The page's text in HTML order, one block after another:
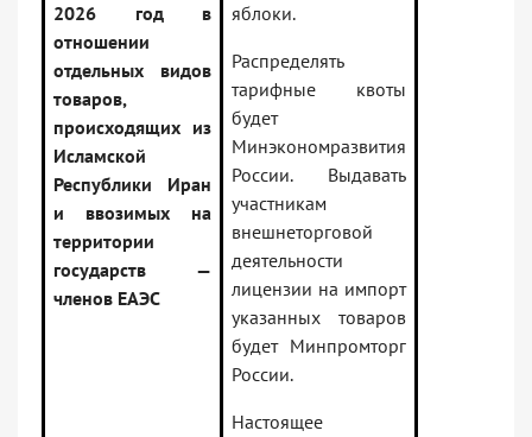
2026 год в
отношении
отдельных видов
товаров,
происходящих из
Исламской
Республики Иран
и ввозимых на
территории
государств —
членов ЕАЭС
яблоки.
Распределять
тарифные квоты
будет
Минэкономразвития
России. Выдавать
участникам
внешнеторговой
деятельности
лицензии на импорт
указанных товаров
будет Минпромторг
России.
Настоящее